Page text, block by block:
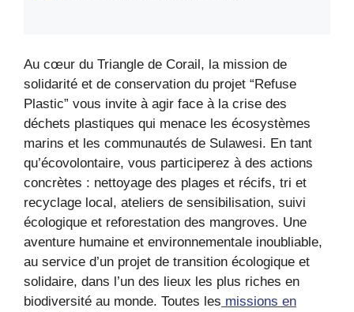
Au cœur du Triangle de Corail, la mission de
solidarité et de conservation du projet “Refuse
Plastic” vous invite à agir face à la crise des
déchets plastiques qui menace les écosystèmes
marins et les communautés de Sulawesi. En tant
qu’écovolontaire, vous participerez à des actions
concrètes : nettoyage des plages et récifs, tri et
recyclage local, ateliers de sensibilisation, suivi
écologique et reforestation des mangroves. Une
aventure humaine et environnementale inoubliable,
au service d’un projet de transition écologique et
solidaire, dans l’un des lieux les plus riches en
biodiversité au monde. Toutes les missions en